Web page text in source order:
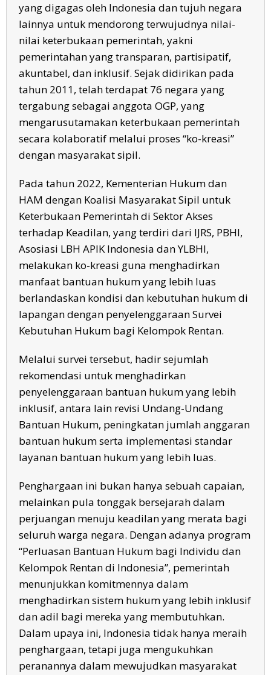
yang digagas oleh Indonesia dan tujuh negara
lainnya untuk mendorong terwujudnya nilai-
nilai keterbukaan pemerintah, yakni
pemerintahan yang transparan, partisipatif,
akuntabel, dan inklusif. Sejak didirikan pada
tahun 2011, telah terdapat 76 negara yang
tergabung sebagai anggota OGP, yang
mengarusutamakan keterbukaan pemerintah
secara kolaboratif melalui proses “ko-kreasi”
dengan masyarakat sipil.
Pada tahun 2022, Kementerian Hukum dan
HAM dengan Koalisi Masyarakat Sipil untuk
Keterbukaan Pemerintah di Sektor Akses
terhadap Keadilan, yang terdiri dari IJRS, PBHI,
Asosiasi LBH APIK Indonesia dan YLBHI,
melakukan ko-kreasi guna menghadirkan
manfaat bantuan hukum yang lebih luas
berlandaskan kondisi dan kebutuhan hukum di
lapangan dengan penyelenggaraan Survei
Kebutuhan Hukum bagi Kelompok Rentan.
Melalui survei tersebut, hadir sejumlah
rekomendasi untuk menghadirkan
penyelenggaraan bantuan hukum yang lebih
inklusif, antara lain revisi Undang-Undang
Bantuan Hukum, peningkatan jumlah anggaran
bantuan hukum serta implementasi standar
layanan bantuan hukum yang lebih luas.
Penghargaan ini bukan hanya sebuah capaian,
melainkan pula tonggak bersejarah dalam
perjuangan menuju keadilan yang merata bagi
seluruh warga negara. Dengan adanya program
“Perluasan Bantuan Hukum bagi Individu dan
Kelompok Rentan di Indonesia”, pemerintah
menunjukkan komitmennya dalam
menghadirkan sistem hukum yang lebih inklusif
dan adil bagi mereka yang membutuhkan.
Dalam upaya ini, Indonesia tidak hanya meraih
penghargaan, tetapi juga mengukuhkan
peranannya dalam mewujudkan masyarakat